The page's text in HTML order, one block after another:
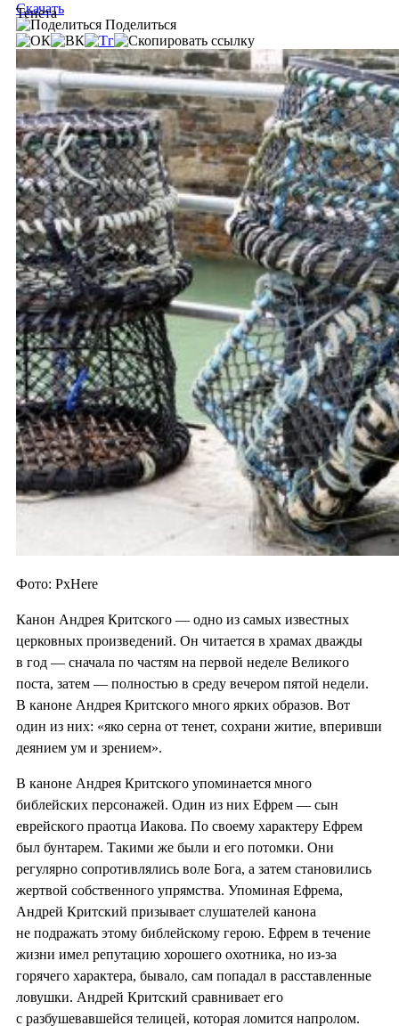
Тенета
Скачать
Поделиться
Фото: PxHere
Канон Андрея Критского — одно из самых известных
церковных произведений. Он читается в храмах дважды
в год — сначала по частям на первой неделе Великого
поста, затем — полностью в среду вечером пятой недели.
В каноне Андрея Критского много ярких образов. Вот
один из них: «яко серна от тенет, сохрани житие, вперивши
деянием ум и зрением».
В каноне Андрея Критского упоминается много
библейских персонажей. Один из них Ефрем — сын
еврейского праотца Иакова. По своему характеру Ефрем
был бунтарем. Такими же были и его потомки. Они
регулярно сопротивлялись воле Бога, а затем становились
жертвой собственного упрямства. Упоминая Ефрема,
Андрей Критский призывает слушателей канона
не подражать этому библейскому герою. Ефрем в течение
жизни имел репутацию хорошего охотника, но из-за
горячего характера, бывало, сам попадал в расставленные
ловушки. Андрей Критский сравнивает его
с разбушевавшейся телицей, которая ломится напролом.